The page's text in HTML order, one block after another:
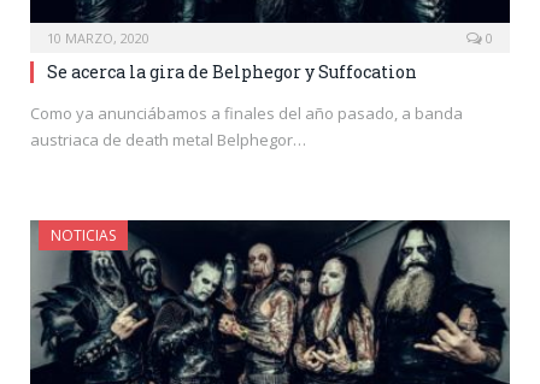
10 MARZO, 2020 0
Se acerca la gira de Belphegor y Suffocation
Como ya anunciábamos a finales del año pasado, a banda
austriaca de death metal Belphegor…
NOTICIAS